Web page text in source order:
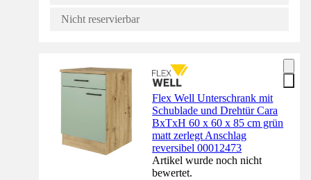
Nicht reservierbar
Flex Well Unterschrank mit
Schublade und Drehtür Cara
BxTxH 60 x 60 x 85 cm grün
matt zerlegt Anschlag
reversibel 00012473
Artikel wurde noch nicht
bewertet.